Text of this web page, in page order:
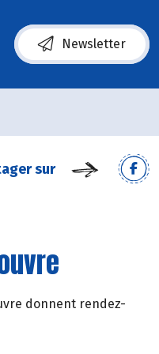
Newsletter
sur
donnent rendez-